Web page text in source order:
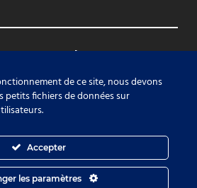
notre Newsletter
de notre actualité et nos
de ce site, nous devons
petits fichiers de données sur
Accepter
les paramètres